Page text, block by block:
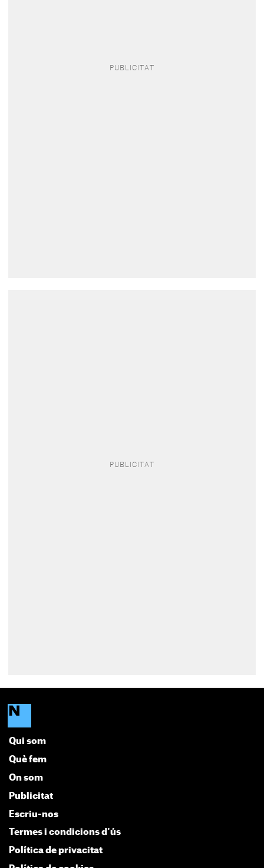
Qui som
Què fem
On som
Publicitat
Escriu-nos
Termes i condicions d'ús
Política de privacitat